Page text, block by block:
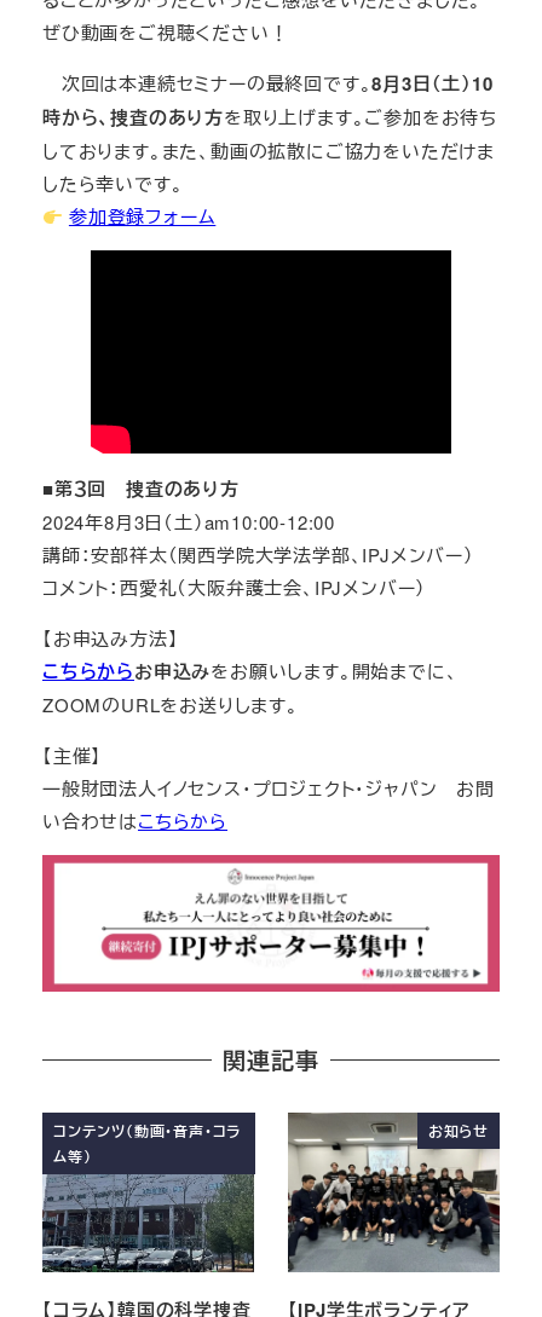
ぜひ動画をご視聴ください！
次回は本連続セミナーの最終回です。8月3日（土）10
時から、捜査のあり方を取り上げます。ご参加をお待ち
しております。また、動画の拡散にご協力をいただけま
したら幸いです。
参加登録フォーム
■第３回 捜査のあり方
2024年8月3日（土）am10:00-12:00
講師：安部祥太（関西学院大学法学部、IPJメンバー）
コメント：西愛礼（大阪弁護士会、IPJメンバー）
【お申込み方法】
こちらからお申込みをお願いします。開始までに、
ZOOMのURLをお送りします。
【主催】
一般財団法人イノセンス・プロジェクト・ジャパン お問
い合わせはこちらから
関連記事
コンテンツ（動画・音声・コラ
ム等）
【コラム】韓国の科学捜査
お知らせ
【IPJ学生ボランティア